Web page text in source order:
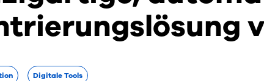
Digitale Tools